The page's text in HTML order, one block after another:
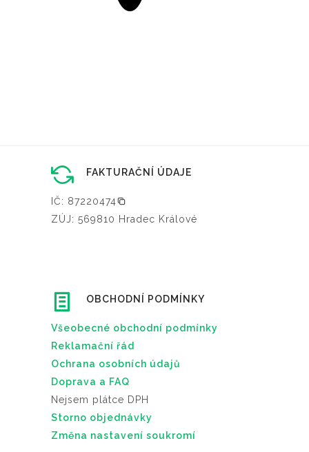
FAKTURAČNÍ ÚDAJE
IČ: 87220474
ZÚJ: 569810 Hradec Králové
OBCHODNÍ PODMÍNKY
Všeobecné obchodní podmínky
Reklamační řád
Ochrana osobních údajů
Doprava a FAQ
Nejsem plátce DPH
Storno objednávky
Změna nastavení soukromí